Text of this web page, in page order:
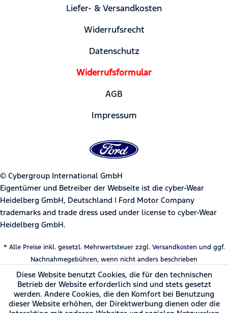
Liefer- & Versandkosten
Widerrufsrecht
Datenschutz
Widerrufsformular
AGB
Impressum
© Cybergroup International GmbH
Eigentümer und Betreiber der Webseite ist die cyber-Wear
Heidelberg GmbH, Deutschland | Ford Motor Company
trademarks and trade dress used under license to cyber-Wear
Heidelberg GmbH.
* Alle Preise inkl. gesetzl. Mehrwertsteuer zzgl. Versandkosten und ggf.
Nachnahmegebühren, wenn nicht anders beschrieben
Diese Website benutzt Cookies, die für den technischen
Betrieb der Website erforderlich sind und stets gesetzt
werden. Andere Cookies, die den Komfort bei Benutzung
dieser Website erhöhen, der Direktwerbung dienen oder die